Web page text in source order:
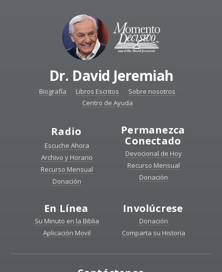
Dr. David Jeremiah
Biografía Libros Escritos
Sobre nosotros
Centro de Ayuda
Radio
Escuche Ahora
Archivo y Horario
Recurso Mensual
Donación
Permanezca
Conectado
Devocional de Hoy
Recurso Mensual
Donación
En Línea
Su Minuto en la Biblia
Aplicación Movil
Involúcrese
Donación
Comparta su Historia